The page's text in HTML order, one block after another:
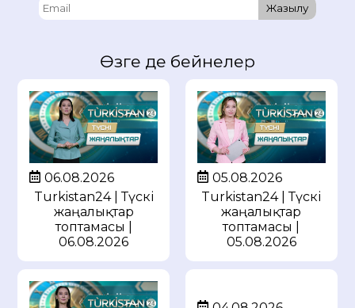
Жазылу
Өзге де бейнелер
06.08.2026
Turkistan24 | Түскі
жаңалықтар
топтамасы |
06.08.2026
05.08.2026
Turkistan24 | Түскі
жаңалықтар
топтамасы |
05.08.2026